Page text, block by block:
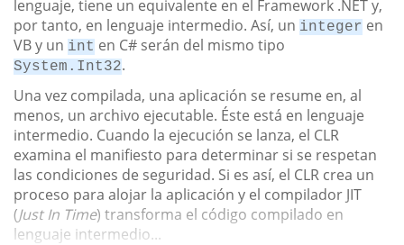
lenguaje, tiene un equivalente en el Framework .NET y,
por tanto, en lenguaje intermedio. Así, un integer en
VB y un int en C# serán del mismo tipo
System.Int32.
Una vez compilada, una aplicación se resume en, al
menos, un archivo ejecutable. Éste está en lenguaje
intermedio. Cuando la ejecución se lanza, el CLR
examina el manifiesto para determinar si se respetan
las condiciones de seguridad. Si es así, el CLR crea un
proceso para alojar la aplicación y el compilador JIT
(Just In Time) transforma el código compilado en
lenguaje intermedio...